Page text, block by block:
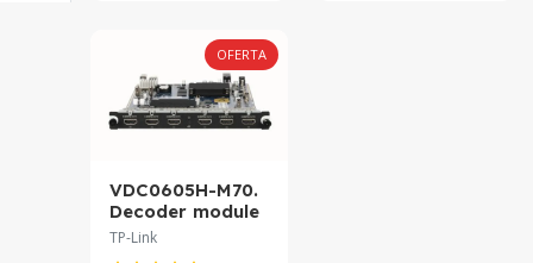
OFERTA
VDC0605H-M70.
Decoder module
with 6 HDMI
TP-Link